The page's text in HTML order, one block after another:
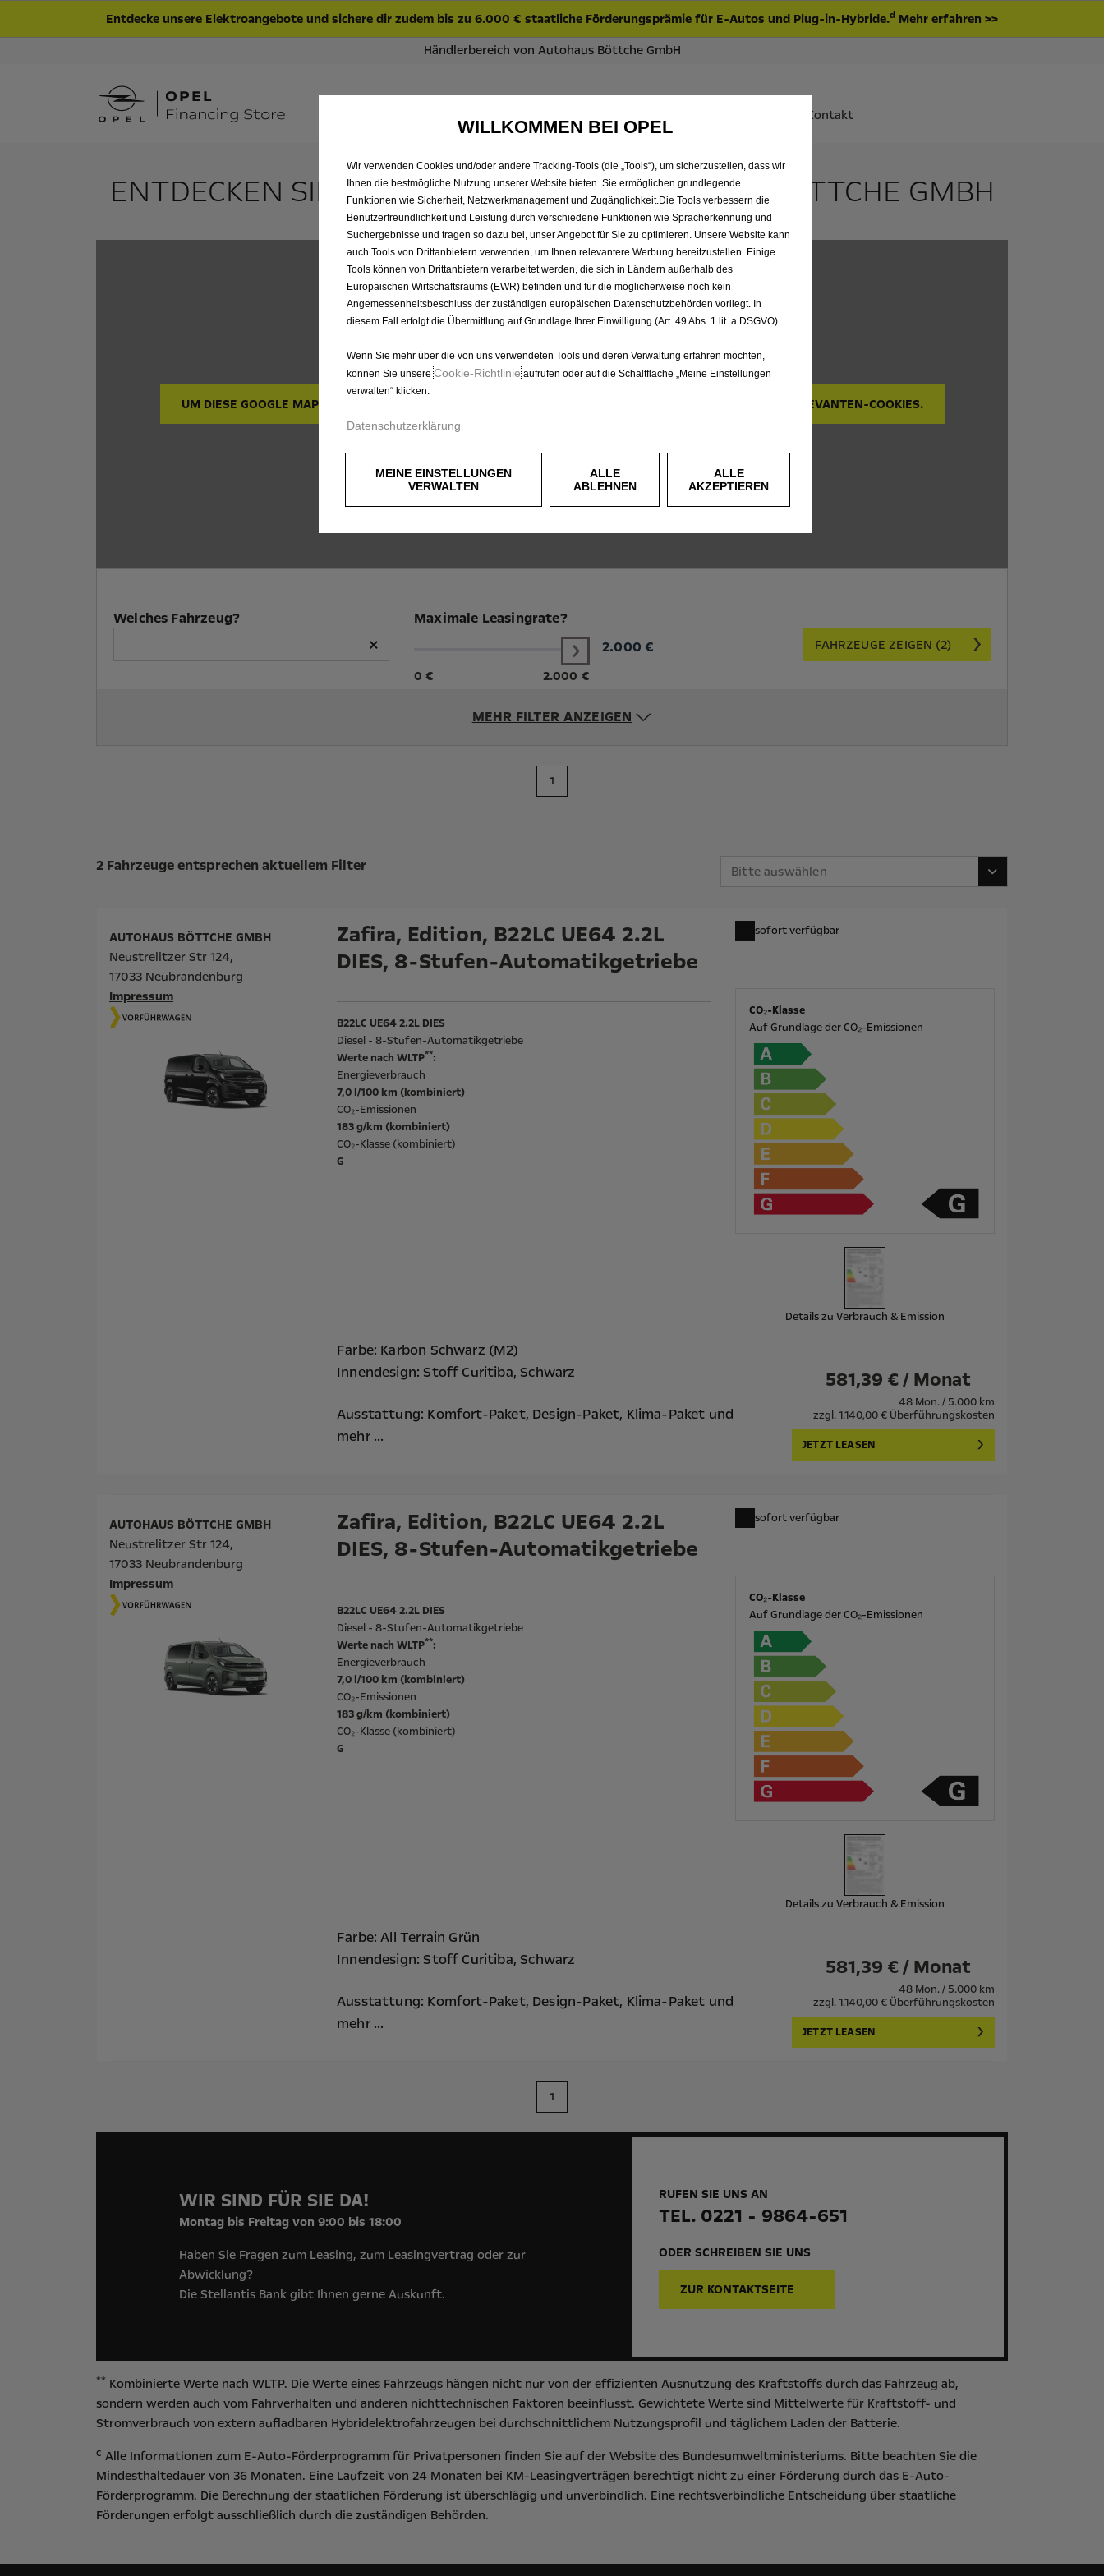
Händlerbereich von Autohaus Böttche GmbH
Entdecke unsere Elektroangebote und sichere dir zudem bis zu 6.000 € staatliche Förderungsprämie für E-Autos und Plug-in-Hybride.d Mehr erfahren >>
Kontakt
ENTDECKEN SIE ALLE VIVARO VON AUTOHAUS BÖTTCHE GMBH
UM DIESE GOOGLE MAPS-KARTE ANZUZEIGEN, AKZEPTIEREN SIE BITTE DIE FÜR MARKETING/WERBUNG RELEVANTEN-COOKIES.
Welches Fahrzeug?
×
Maximale Leasingrate?
0 € 2.000 €
2.000 € FAHRZEUGE ZEIGEN (2)
MEHR FILTER ANZEIGEN
1
Suchergebnisse
2 Fahrzeuge entsprechen aktuellem Filter Bitte auswählen
AUTOHAUS BÖTTCHE GMBH
Neustrelitzer Str 124,
17033 Neubrandenburg
Impressum
Zafira, Edition, B22LC UE64 2.2L
DIES, 8-Stufen-Automatikgetriebe
sofort verfügbar
B22LC UE64 2.2L DIES
Diesel - 8-Stufen-Automatikgetriebe
Werte nach WLTP**:
Energieverbrauch
7,0 l/100 km (kombiniert)
CO₂-Emissionen
183 g/km (kombiniert)
CO₂-Klasse (kombiniert)
G
CO₂-Klasse
Auf Grundlage der CO₂-Emissionen
Details zu Verbrauch & Emission
Farbe: Karbon Schwarz (M2)
Innendesign: Stoff Curitiba, Schwarz
Ausstattung: Komfort-Paket, Design-Paket, Klima-Paket und
mehr ...
581,39 € / Monat
48 Mon. / 5.000 km
zzgl. 1.140,00 € Überführungskosten
JETZT LEASEN
AUTOHAUS BÖTTCHE GMBH
Neustrelitzer Str 124,
17033 Neubrandenburg
Impressum
Zafira, Edition, B22LC UE64 2.2L
DIES, 8-Stufen-Automatikgetriebe
sofort verfügbar
B22LC UE64 2.2L DIES
Diesel - 8-Stufen-Automatikgetriebe
Werte nach WLTP**:
Energieverbrauch
7,0 l/100 km (kombiniert)
CO₂-Emissionen
183 g/km (kombiniert)
CO₂-Klasse (kombiniert)
G
CO₂-Klasse
Auf Grundlage der CO₂-Emissionen
Details zu Verbrauch & Emission
Farbe: All Terrain Grün
Innendesign: Stoff Curitiba, Schwarz
Ausstattung: Komfort-Paket, Design-Paket, Klima-Paket und
mehr ...
581,39 € / Monat
48 Mon. / 5.000 km
zzgl. 1.140,00 € Überführungskosten
JETZT LEASEN
1
WIR SIND FÜR SIE DA!
Montag bis Freitag von 9:00 bis 18:00
Haben Sie Fragen zum Leasing, zum Leasingvertrag oder zur
Abwicklung?
Die Stellantis Bank gibt Ihnen gerne Auskunft.
RUFEN SIE UNS AN
TEL. 0221 - 9864-651
ODER SCHREIBEN SIE UNS
ZUR KONTAKTSEITE
** Kombinierte Werte nach WLTP. Die Werte eines Fahrzeugs hängen nicht nur von der effizienten Ausnutzung des Kraftstoffs durch das Fahrzeug ab,
sondern werden auch vom Fahrverhalten und anderen nichttechnischen Faktoren beeinflusst. Gewichtete Werte sind Mittelwerte für Kraftstoff- und
Stromverbrauch von extern aufladbaren Hybridelektrofahrzeugen bei durchschnittlichem Nutzungsprofil und täglichem Laden der Batterie.
c Alle Informationen zum E-Auto-Förderprogramm für Privatpersonen finden Sie auf der Website des Bundesumweltministeriums. Bitte beachten Sie die
Mindesthaltedauer von 36 Monaten. Eine Laufzeit von 24 Monaten bei KM-Leasingverträgen berechtigt nicht zu einer Förderung durch das E-Auto-
Förderprogramm. Die Berechnung der staatlichen Förderung ist überschlägig und unverbindlich. Eine rechtsverbindliche Entscheidung über staatliche
Förderungen erfolgt ausschließlich durch die zuständigen Behörden.
WILLKOMMEN BEI OPEL
Wir verwenden Cookies und/oder andere Tracking-Tools (die „Tools“), um sicherzustellen, dass wir
Ihnen die bestmögliche Nutzung unserer Website bieten. Sie ermöglichen grundlegende
Funktionen wie Sicherheit, Netzwerkmanagement und Zugänglichkeit.Die Tools verbessern die
Benutzerfreundlichkeit und Leistung durch verschiedene Funktionen wie Spracherkennung und
Suchergebnisse und tragen so dazu bei, unser Angebot für Sie zu optimieren. Unsere Website kann
auch Tools von Drittanbietern verwenden, um Ihnen relevantere Werbung bereitzustellen. Einige
Tools können von Drittanbietern verarbeitet werden, die sich in Ländern außerhalb des
Europäischen Wirtschaftsraums (EWR) befinden und für die möglicherweise noch kein
Angemessenheitsbeschluss der zuständigen europäischen Datenschutzbehörden vorliegt. In
diesem Fall erfolgt die Übermittlung auf Grundlage Ihrer Einwilligung (Art. 49 Abs. 1 lit. a DSGVO).
Wenn Sie mehr über die von uns verwendeten Tools und deren Verwaltung erfahren möchten,
können Sie unsereCookie‑Richtlinieaufrufen oder auf die Schaltfläche „Meine Einstellungen
verwalten“ klicken.
Datenschutzerklärung
MEINE EINSTELLUNGEN
VERWALTEN
ALLE
AKZEPTIEREN
ALLE
ABLEHNEN